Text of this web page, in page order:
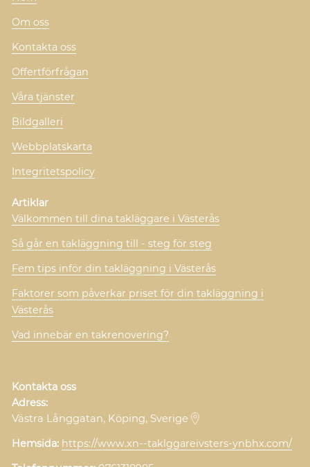
Om oss
Kontakta oss
Offertförfrågan
Våra tjänster
Bildgalleri
Webbplatskarta
Integritetspolicy
Artiklar
Välkommen till dina takläggare i Västerås
Så går en takläggning till - steg för steg
Fem tips inför din takläggning i Västerås
Faktorer som påverkar priset för din takläggning i
Västerås
Vad innebär en takrenovering?
Kontakta oss
Adress:
Västra Långgatan, Köping, Sverige
Hemsida: https://www.xn--taklggareivsters-ynbhx.com/